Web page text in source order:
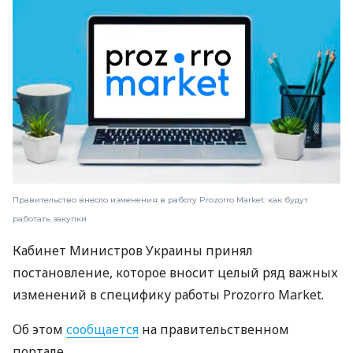
Правительство внесло изменения в работу Prozorro Market: как будут
работать закупки
Кабинет Министров Украины принял
постановление, которое вносит целый ряд важных
изменений в специфику работы Prozorro Market.
Об этом сообщается на правительственном